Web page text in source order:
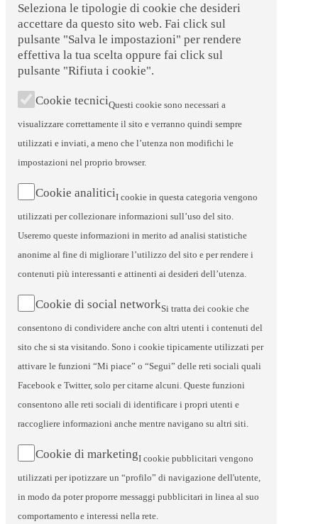
Seleziona le tipologie di cookie che desideri
accettare da questo sito web. Fai click sul
pulsante "Salva le impostazioni" per rendere
effettiva la tua scelta oppure fai click sul
pulsante "Rifiuta i cookie".
Cookie tecniciQuesti cookie sono necessari a
visualizzare correttamente il sito e verranno quindi sempre
utilizzati e inviati, a meno che l’utenza non modifichi le
impostazioni nel proprio browser.
Cookie analiticiI cookie in questa categoria vengono
utilizzati per collezionare informazioni sull’uso del sito.
Useremo queste informazioni in merito ad analisi statistiche
anonime al fine di migliorare l’utilizzo del sito e per rendere i
contenuti più interessanti e attinenti ai desideri dell’utenza.
Cookie di social networkSi tratta dei cookie che
consentono di condividere anche con altri utenti i contenuti del
sito che si sta visitando. Sono i cookie tipicamente utilizzati per
attivare le funzioni “Mi piace” o “Segui” delle reti sociali quali
Facebook e Twitter, solo per citarne alcuni. Queste funzioni
consentono alle reti sociali di identificare i propri utenti e
raccogliere informazioni anche mentre navigano su altri siti.
Cookie di marketingI cookie pubblicitari vengono
utilizzati per ipotizzare un “profilo” di navigazione dell'utente,
in modo da poter proporre messaggi pubblicitari in linea al suo
comportamento e interessi nella rete.